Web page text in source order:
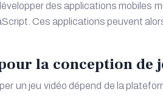
des applications mobiles
Ces applications peuvent
la conception de
un jeu vidéo dépend de la